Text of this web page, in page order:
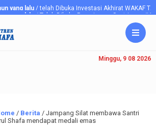
lalu/ telah Dibuka Investasi Akhirat WAKAF TANAH
lalu/ Telah Dibuka Penerimaan Santriawan/i Baru
Minggu, 9 08 2026
/ Berita / Jampang Silat membawa Santri
Shafa mendapat medali emas